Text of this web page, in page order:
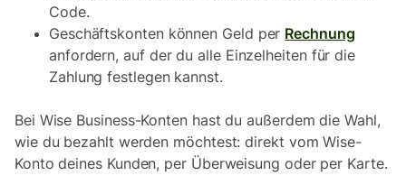
Code.
Geschäftskonten können Geld per Rechnung
anfordern, auf der du alle Einzelheiten für die
Zahlung festlegen kannst.
Bei Wise Business-Konten hast du außerdem die Wahl,
wie du bezahlt werden möchtest: direkt vom Wise-
Konto deines Kunden, per Überweisung oder per Karte.